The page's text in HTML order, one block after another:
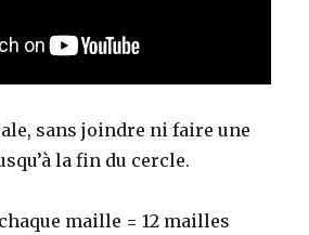
sans joindre ni faire une
la fin du cercle.
chaque maille = 12 mailles